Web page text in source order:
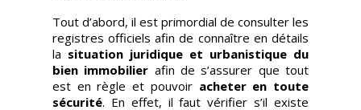
Tout d’abord, il est primordial de consulter les
registres officiels afin de connaître en détails
la situation juridique et urbanistique du
bien immobilier afin de s’assurer que tout
est en règle et pouvoir acheter en toute
sécurité. En effet, il faut vérifier s’il existe